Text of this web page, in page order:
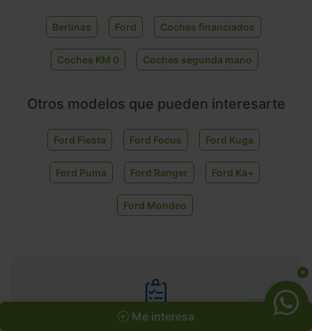
Berlinas Ford Coches financiados
Coches KM 0 Coches segunda mano
Otros modelos que pueden interesarte
Ford Fiesta Ford Focus Ford Kuga
Ford Puma Ford Ranger Ford Ka+
Ford Mondeo
Me interesa